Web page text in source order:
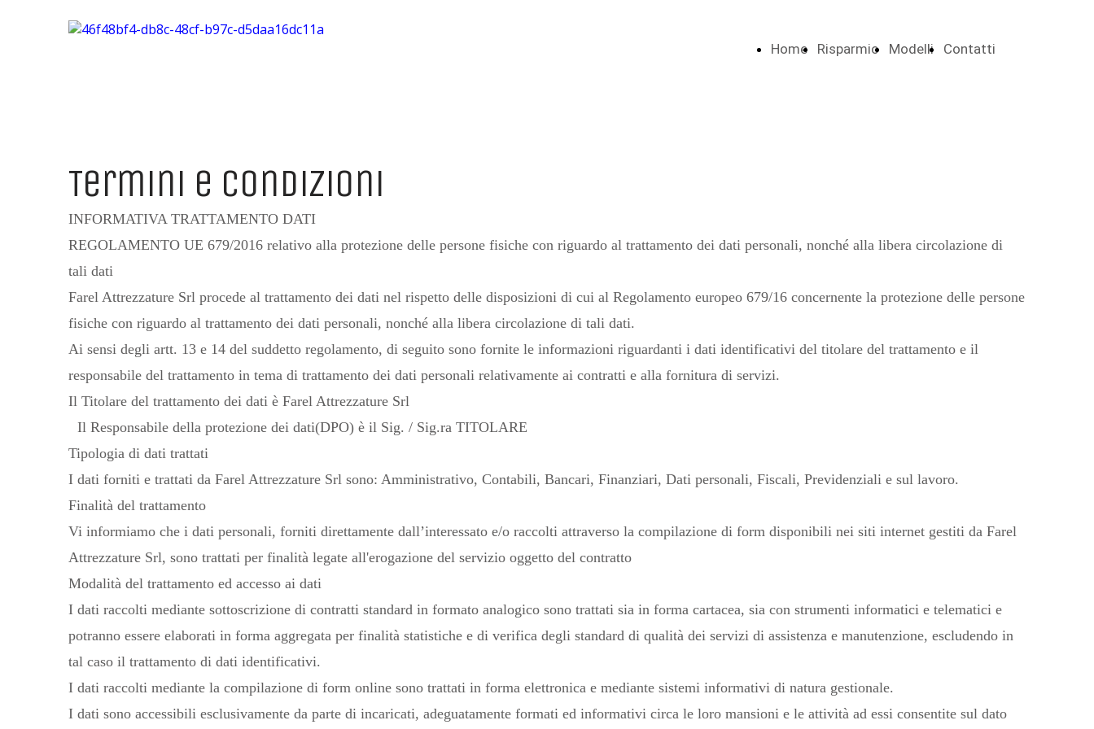
Home Risparmio Modelli Contatti
Termini e Condizioni
INFORMATIVA TRATTAMENTO DATI
REGOLAMENTO UE 679/2016 relativo alla protezione delle persone fisiche con riguardo al trattamento dei dati personali, nonché alla libera circolazione di
tali dati
Farel Attrezzature Srl procede al trattamento dei dati nel rispetto delle disposizioni di cui al Regolamento europeo 679/16 concernente la protezione delle persone
fisiche con riguardo al trattamento dei dati personali, nonché alla libera circolazione di tali dati.
Ai sensi degli artt. 13 e 14 del suddetto regolamento, di seguito sono fornite le informazioni riguardanti i dati identificativi del titolare del trattamento e il
responsabile del trattamento in tema di trattamento dei dati personali relativamente ai contratti e alla fornitura di servizi.
Il Titolare del trattamento dei dati è Farel Attrezzature Srl
Il Responsabile della protezione dei dati(DPO) è il Sig. / Sig.ra TITOLARE
Tipologia di dati trattati
I dati forniti e trattati da Farel Attrezzature Srl sono: Amministrativo, Contabili, Bancari, Finanziari, Dati personali, Fiscali, Previdenziali e sul lavoro.
Finalità del trattamento
Vi informiamo che i dati personali, forniti direttamente dall’interessato e/o raccolti attraverso la compilazione di form disponibili nei siti internet gestiti da Farel
Attrezzature Srl, sono trattati per finalità legate all'erogazione del servizio oggetto del contratto
Modalità del trattamento ed accesso ai dati
I dati raccolti mediante sottoscrizione di contratti standard in formato analogico sono trattati sia in forma cartacea, sia con strumenti informatici e telematici e
potranno essere elaborati in forma aggregata per finalità statistiche e di verifica degli standard di qualità dei servizi di assistenza e manutenzione, escludendo in
tal caso il trattamento di dati identificativi.
I dati raccolti mediante la compilazione di form online sono trattati in forma elettronica e mediante sistemi informativi di natura gestionale.
I dati sono accessibili esclusivamente da parte di incaricati, adeguatamente formati ed informativi circa le loro mansioni e le attività ad essi consentite sul dato